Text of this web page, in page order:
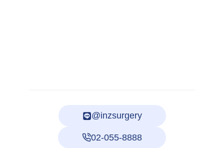
@inzsurgery
02-055-8888